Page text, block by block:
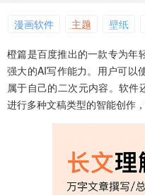
漫画软件 主题 壁纸
橙篇是百度推出的一款专为年
强大的AI写作能力。用户可以
属于自己的二次元内容。软件
进行多种文稿类型的智能创作